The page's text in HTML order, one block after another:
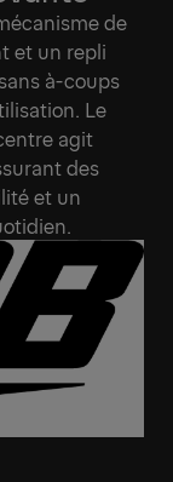
de
et un repli
à-coups
Le
agit
des
et un